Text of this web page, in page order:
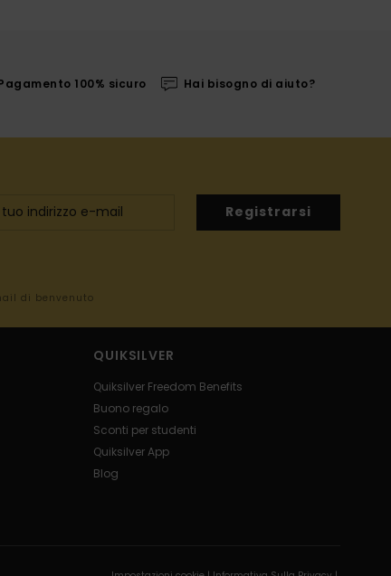
100% sicuro Hai bisogno di aiuto?
Registrarsi
di benvenuto
QUIKSILVER
Quiksilver Freedom Benefits
Buono regalo
Sconti per studenti
Quiksilver App
Blog